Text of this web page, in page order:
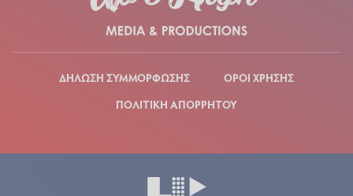
ΔΗΛΩΣΗ ΣΥΜΜΟΡΦΩΣΗΣ
ΟΡΟΙ ΧΡΗΣΗΣ
ΠΟΛΙΤΙΚΗ ΑΠΟΡΡΗΤΟΥ